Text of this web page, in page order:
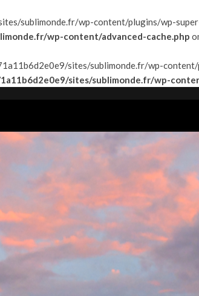
sublimonde.fr/wp-content/plugins/wp-
wp-content/advanced-cache.php
sites/sublimonde.fr/wp-
sites/sublimonde.fr/wp-